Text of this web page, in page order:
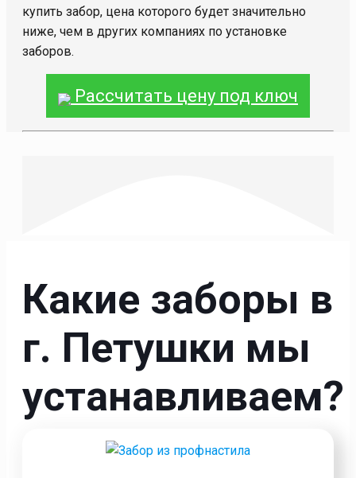
купить забор, цена которого будет значительно
ниже, чем в других компаниях по установке
заборов.
Рассчитать цену под ключ
Какие заборы в
г. Петушки мы
устанавливаем?